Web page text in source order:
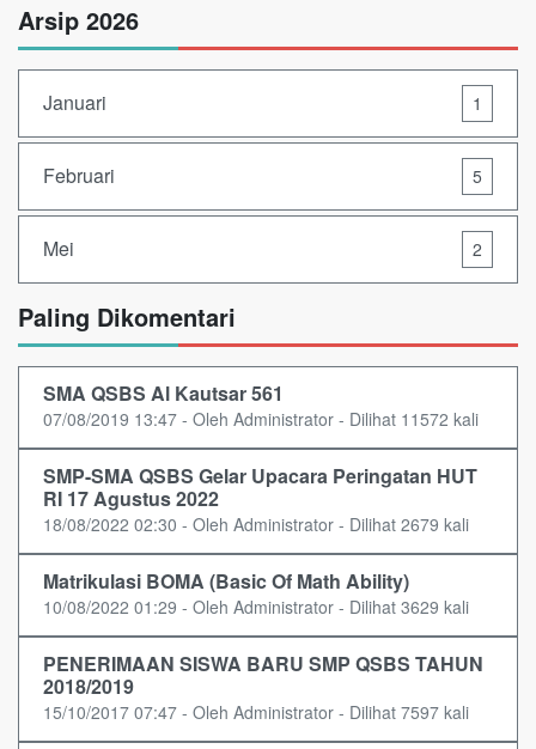
Arsip 2026
Januari 1
Februari 5
Mei 2
Paling Dikomentari
SMA QSBS Al Kautsar 561
07/08/2019 13:47 - Oleh Administrator - Dilihat 11572 kali
SMP-SMA QSBS Gelar Upacara Peringatan HUT
RI 17 Agustus 2022
18/08/2022 02:30 - Oleh Administrator - Dilihat 2679 kali
Matrikulasi BOMA (Basic Of Math Ability)
10/08/2022 01:29 - Oleh Administrator - Dilihat 3629 kali
PENERIMAAN SISWA BARU SMP QSBS TAHUN
2018/2019
15/10/2017 07:47 - Oleh Administrator - Dilihat 7597 kali